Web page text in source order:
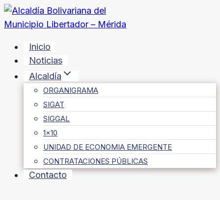
Saltar
al
Inicio
Noticias
Alcaldía
ORGANIGRAMA
SIGAT
SIGGAL
1×10
UNIDAD DE ECONOMIA EMERGENTE
CONTRATACIONES PÚBLICAS
Contacto